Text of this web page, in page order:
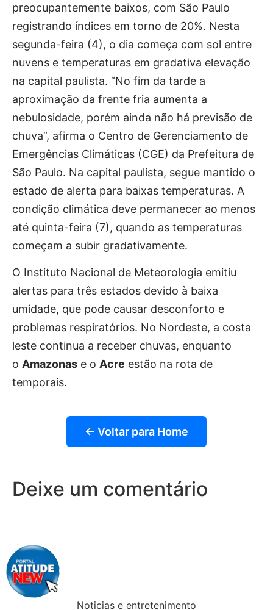
preocupantemente baixos, com São Paulo
registrando índices em torno de 20%. Nesta
segunda-feira (4), o dia começa com sol entre
nuvens e temperaturas em gradativa elevação
na capital paulista. “No fim da tarde a
aproximação da frente fria aumenta a
nebulosidade, porém ainda não há previsão de
chuva”, afirma o Centro de Gerenciamento de
Emergências Climáticas (CGE) da Prefeitura de
São Paulo. Na capital paulista, segue mantido o
estado de alerta para baixas temperaturas. A
condição climática deve permanecer ao menos
até quinta-feira (7), quando as temperaturas
começam a subir gradativamente.
O Instituto Nacional de Meteorologia emitiu
alertas para três estados devido à baixa
umidade, que pode causar desconforto e
problemas respiratórios. No Nordeste, a costa
leste continua a receber chuvas, enquanto
o Amazonas e o Acre estão na rota de
temporais.
← Voltar para Home
Deixe um comentário
Noticias e entretenimento